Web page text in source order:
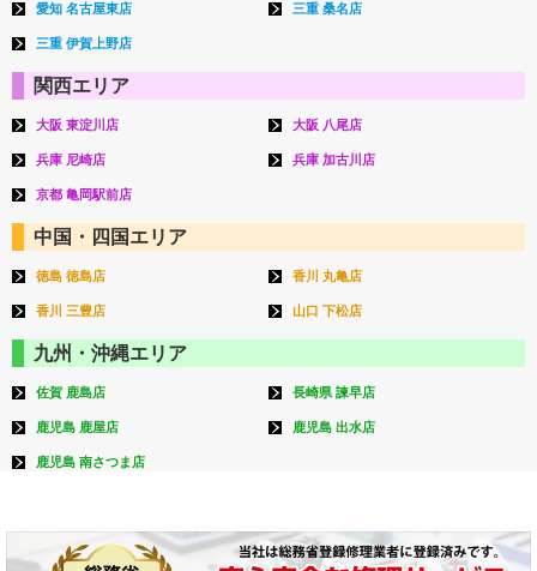
愛知 名古屋東店 三重 桑名店
三重 伊賀上野店
関西エリア
大阪 東淀川店 大阪 八尾店
兵庫 尼崎店 兵庫 加古川店
京都 亀岡駅前店
中国・四国エリア
徳島 徳島店 香川 丸亀店
香川 三豊店 山口 下松店
九州・沖縄エリア
佐賀 鹿島店 長崎県 諫早店
鹿児島 鹿屋店 鹿児島 出水店
鹿児島 南さつま店